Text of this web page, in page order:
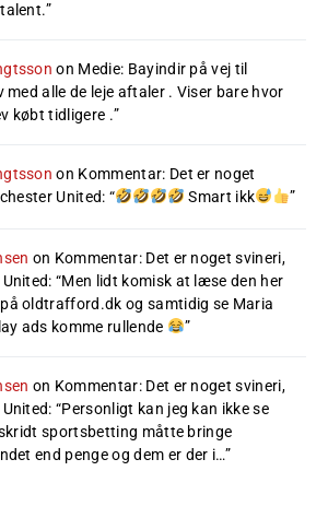
”
on Medie: Bayindir på vej til
med alle de leje aftaler . Viser bare hvor
købt tidligere .”
on Kommentar: Det er noget
United: “ Smart ikk ”
on Kommentar: Det er noget svineri,
: “Men lidt komisk at læse den her
oldtrafford.dk og samtidig se Maria
ads komme rullende
”
on Kommentar: Det er noget svineri,
: “Personligt kan jeg kan ikke se
sportsbetting måtte bringe
end penge og dem er der i…”